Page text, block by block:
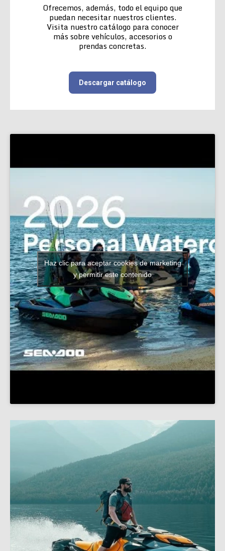
Ofrecemos, además, todo el equipo que
puedan necesitar nuestros clientes.
Visita nuestro catálogo para conocer
más sobre vehículos, accesorios o
prendas concretas.
Descargar catálogo
Haz clic para aceptar cookies de marketing
y permitir este contenido